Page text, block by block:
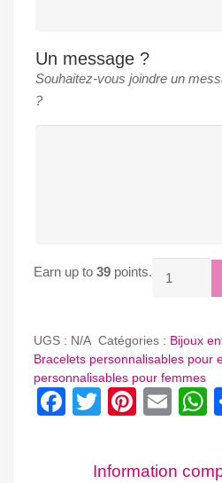
Un message ?
Souhaitez-vous joindre un
?
Earn up to 39points.
MEDAILLE
COEUR
OU
TREFLE
PO
UGS : N/A Catégories : Bijoux
Bracelets personnalisables pour
personnalisables pour femmes
Facebook
Twitter
Information